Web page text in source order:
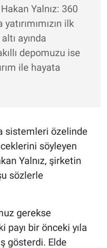
Yalnız: 360
ilk
ayında
depomuzu ise
ile hayata
sistemleri özelinde
söyleyen
Yalnız, şirketin
sözlerle
gerekse
payı bir önceki yıla
gösterdi. Elde